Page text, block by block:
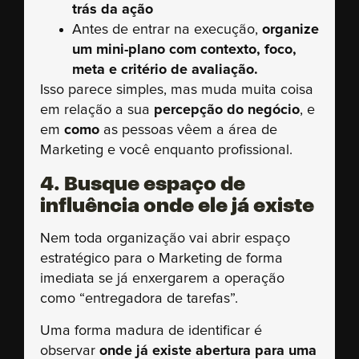
trás da ação
Antes de entrar na execução, organize
um mini-plano com contexto, foco,
meta e critério de avaliação.
Isso parece simples, mas muda muita coisa
em relação a sua percepção do negócio, e
em como as pessoas vêem a área de
Marketing e você enquanto profissional.
4. Busque espaço de
influência onde ele já existe
Nem toda organização vai abrir espaço
estratégico para o Marketing de forma
imediata se já enxergarem a operação
como “entregadora de tarefas”.
Uma forma madura de identificar é
observar onde já existe abertura para uma